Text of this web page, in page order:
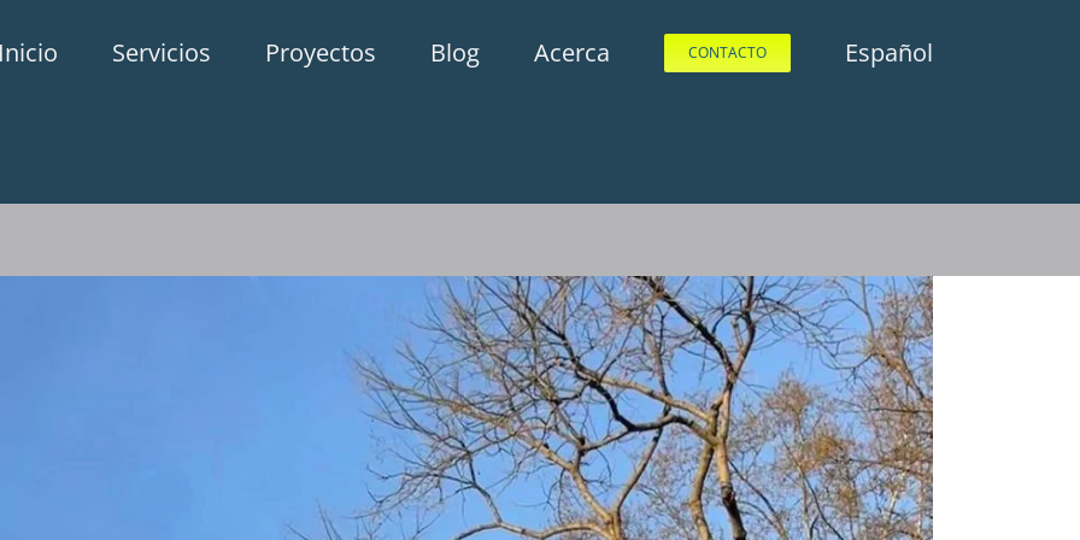
Inicio Servicios Proyectos Blog Acerca CONTACTO Español